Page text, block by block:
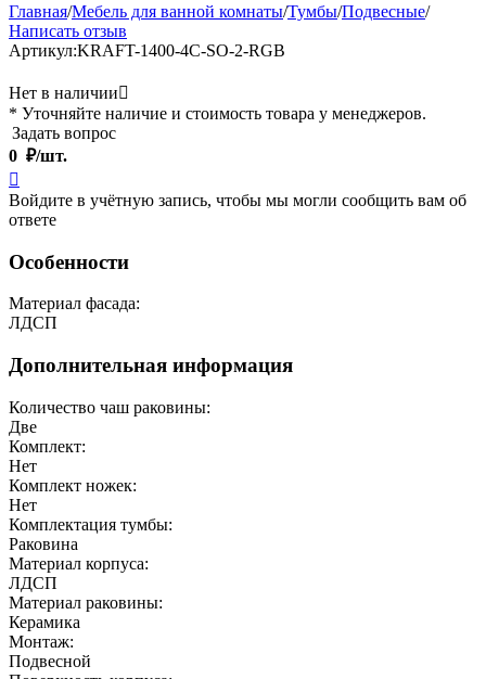
Главная/Мебель для ванной комнаты/Тумбы/Подвесные/
Написать отзыв
Артикул:KRAFT-1400-4C-SO-2-RGB
Нет в наличии
* Уточняйте наличие и стоимость товара у менеджеров.
Задать вопрос
0 ₽/шт.

Войдите в учётную запись, чтобы мы могли сообщить вам об
ответе
Особенности
Материал фасада:
ЛДСП
Дополнительная информация
Количество чаш раковины:
Две
Комплект:
Нет
Комплект ножек:
Нет
Комплектация тумбы:
Раковина
Материал корпуса:
ЛДСП
Материал раковины:
Керамика
Монтаж:
Подвесной